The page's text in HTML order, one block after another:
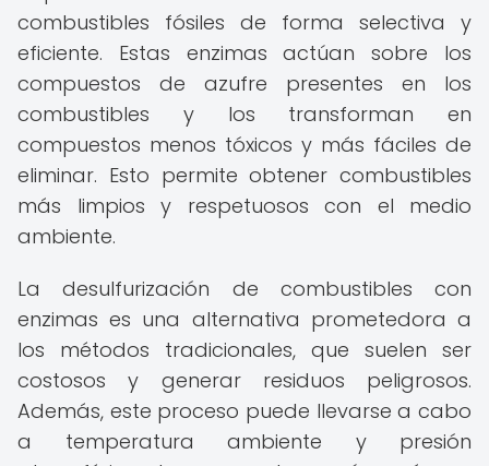
combustibles fósiles de forma selectiva y
eficiente. Estas enzimas actúan sobre los
compuestos de azufre presentes en los
combustibles y los transforman en
compuestos menos tóxicos y más fáciles de
eliminar. Esto permite obtener combustibles
más limpios y respetuosos con el medio
ambiente.
La desulfurización de combustibles con
enzimas es una alternativa prometedora a
los métodos tradicionales, que suelen ser
costosos y generar residuos peligrosos.
Además, este proceso puede llevarse a cabo
a temperatura ambiente y presión